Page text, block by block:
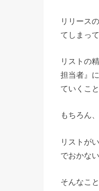
リリース
てしまっ
リストの
担当者』
ていくこ
もちろん
リストが
でおかな
そんなこ